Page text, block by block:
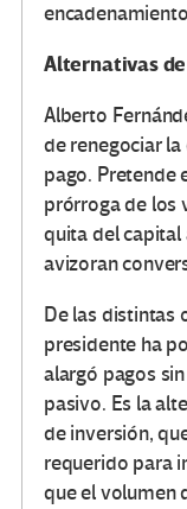
Alternativas
Alberto
de renegociar
pago. Pretende
prórroga de los
quita del capital
avizoran
De las distintas
presidente ha
alargó pagos
pasivo. Es la
de inversión,
requerido para
que el volumen